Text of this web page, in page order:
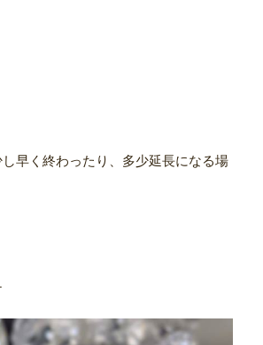
早く終わったり、多少延長になる場